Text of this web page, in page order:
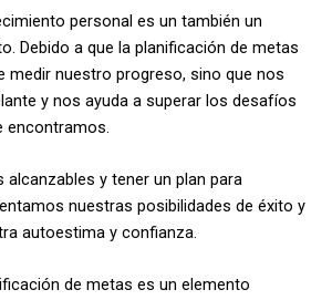
personal es un también un
Debido a que la planificación de metas
medir nuestro progreso, sino que nos
y nos ayuda a superar los desafíos
encontramos.
y tener un plan para
nuestras posibilidades de éxito y
autoestima y confianza.
de metas es un elemento